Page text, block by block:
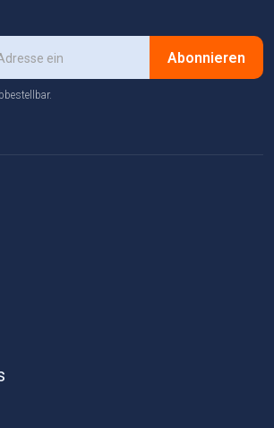
Abonnieren